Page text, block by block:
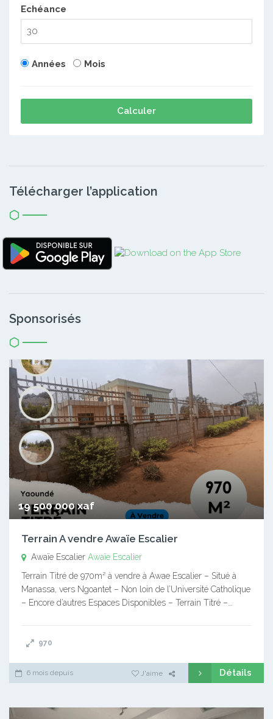
Echéance
Années Mois
Calculer
Télécharger l’application
Sponsorisés
19 500 000 xaf
Terrain A vendre Awaïe Escalier
Awaïe Escalier Awaïe Escalier
Terrain Titré de 970m² à vendre à Awae Escalier – Situé à
Manassa, vers Ngoantet – Non loin de l’Université Catholique
– Encore d’autres Espaces Disponibles – Terrain Titré –…
970
6 mois depuis J'aime Détails